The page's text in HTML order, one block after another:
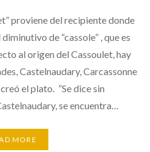
proviene del recipiente donde
de “cassole” , que es
al origen del Cassoulet, hay
Castelnaudary, Carcassonne
el plato. ”Se dice sin
se encuentra…
MORE